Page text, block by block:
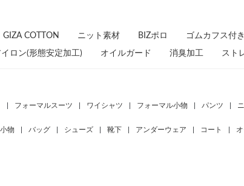
GIZA COTTON ニット素材 BIZポロ ゴムカフス付き
イロン(形態安定加工) オイルガード 消臭加工 スト
フォーマルスーツ ワイシャツ フォーマル小物 パンツ
物 バッグ シューズ 靴下 アンダーウェア コート